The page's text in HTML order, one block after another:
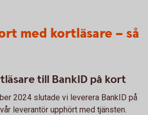
med kortläsare – så
till BankID på kort
2024 slutade vi leverera BankID på
leverantör upphört med tjänsten.